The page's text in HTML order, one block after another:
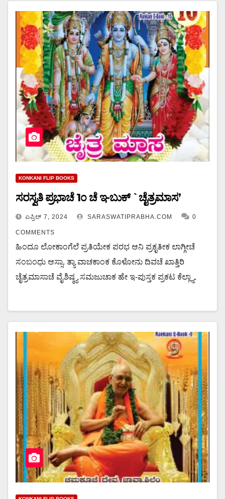
KONKANI FLIP BOOKS
ಸರಸ್ವತಿ ಪ್ರಭಾಚೆ 1೦ ಚೆ ಇ-ಬುಕ್ `ಚೈತ್ರಮಾಸ’
ಏಪ್ರಿಲ್ 7, 2024 SARASWATIPRABHA.COM 0
COMMENTS
ಹಿಂದೂ ಲೋಕಾಂಗೆಲೆ ಪ್ರತಿಯೇಕ ಪರಭ ಆನಿ ಪ್ರಕೃತೀಕ ಲಾಗ್ಗೀಚೆ
ಸಂಬಂಧು ಆಸ್ಸಾ. ತ್ಯಾ ವಾಚಕಾಂಕ ಕೊಳೋನು ದಿವಚೆ ಖಾತ್ತಿರಿ
ಚೈತ್ರಮಾಸಾಚೆ ವೈಶಿಷ್ಠ್ಯ ಸಮಜುಚಾಕ ಹೇ ಇ-ಪುಸ್ತಕ ಪ್ರಕಟ ಕೆಲ್ಲ್ಯಾ.